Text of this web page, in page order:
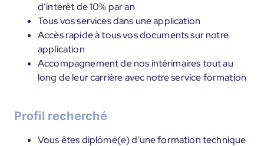
d’intérêt de 10% par an
Tous vos services dans une application
Accès rapide à tous vos documents sur notre
application
Accompagnement de nos intérimaires tout au
long de leur carrière avec notre service formation
Profil recherché
Vous êtes diplômé(e) d'une formation technique